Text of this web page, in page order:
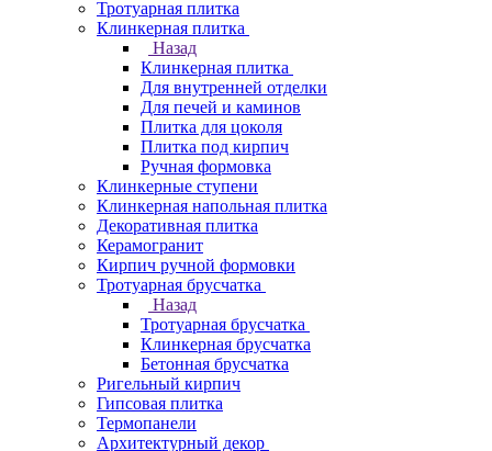
Тротуарная плитка
Клинкерная плитка
Назад
Клинкерная плитка
Для внутренней отделки
Для печей и каминов
Плитка для цоколя
Плитка под кирпич
Ручная формовка
Клинкерные ступени
Клинкерная напольная плитка
Декоративная плитка
Керамогранит
Кирпич ручной формовки
Тротуарная брусчатка
Назад
Тротуарная брусчатка
Клинкерная брусчатка
Бетонная брусчатка
Ригельный кирпич
Гипсовая плитка
Термопанели
Архитектурный декор